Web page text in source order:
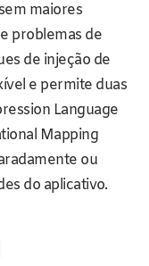
maiores
problemas de
de injeção de
e permite duas
Language
Mapping
ou
do aplicativo.